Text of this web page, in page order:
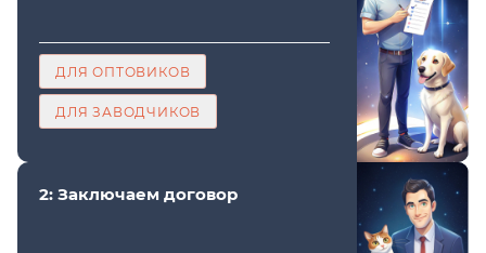
ДЛЯ ОПТОВИКОВ
ДЛЯ ЗАВОДЧИКОВ
2: Заключаем договор